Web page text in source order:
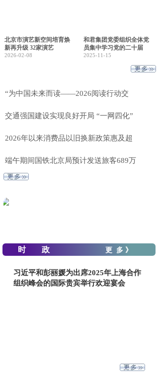
北京市演艺新空间培育焕
新再升级 32家演艺
2026-02-08
和君集团党委组织全体党
员集中学习党的二十届
2025-11-15
“为中国未来而读——2026阅读行动交
交通强国建设实现良好开局 “一网四化”
2026年以来消费品以旧换新政策惠及超
端午期间国铁北京局预计发送旅客689万
时 政 更 多 》
习近平和彭丽媛为出席2025年上海合作
组织峰会的国际贵宾举行欢迎宴会